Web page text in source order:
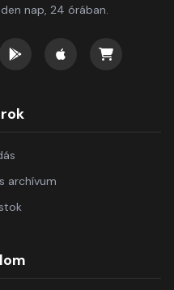
nap, 24 órában.
archívum